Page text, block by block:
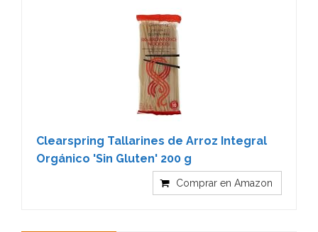
Clearspring Tallarines de Arroz Integral
Orgánico 'Sin Gluten' 200 g
Comprar en Amazon